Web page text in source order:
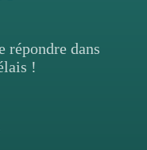
répondre dans
!